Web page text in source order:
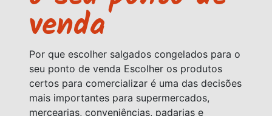
venda
Por que escolher salgados congelados para o
seu ponto de venda Escolher os produtos
certos para comercializar é uma das decisões
mais importantes para supermercados,
mercearias, conveniências, padarias e